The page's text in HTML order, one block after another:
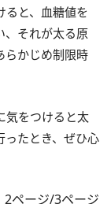
ると、血糖値を
、それが太る原
らかじめ制限時
気をつけると太
ったとき、ぜひ心
2ページ/3ページ